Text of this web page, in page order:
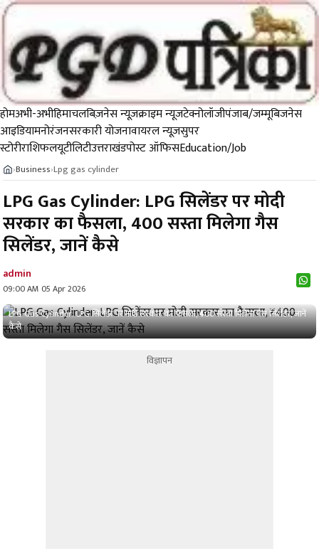
होमअभी-अभीहिमाचलबिज़नेस न्यूज़क्राइम न्यूजटेक्नोलॉजीपंजाब/जम्मूबिजनेस
आइडियामनोरंजनसरकारी योजनावायरल न्यूज़सुपर
स्टोरीराशिफलयूटीलिटीउत्तराखंडपोस्ट ऑफिसEducation/Job
›Business›Lpg gas cylinder
LPG Gas Cylinder: LPG सिलेंडर पर मोदी
सरकार का फैसला, ₹400 सस्ता मिलेगा गैस
सिलेंडर, जानें कैसे
admin
09:00 AM 05 Apr 2026
LPG Gas Cylinder: LPG सिलेंडर पर मोदी सरकार का फैसला, ₹400 सस्ता मिलेगा गैस सिलेंडर, जानें
कैसे
विज्ञापन